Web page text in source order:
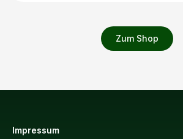
Zum Shop
Impressum